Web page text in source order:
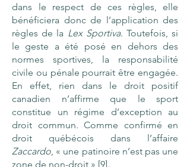
dans le respect de ces règles, elle
bénéficiera donc de l’application des
règles de la Lex Sportiva. Toutefois, si
le geste a été posé en dehors des
normes sportives, la responsabilité
civile ou pénale pourrait être engagée.
En effet, rien dans le droit positif
canadien n’affirme que le sport
constitue un régime d’exception au
droit commun. Comme confirmé en
droit québécois dans l’affaire
Zaccardo, « une patinoire n’est pas une
zone de non-droit » [9].